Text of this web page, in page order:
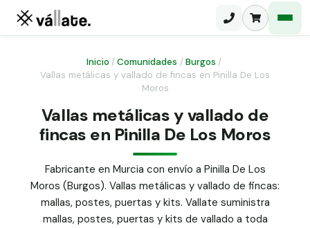
Malla electrosoldada
Malla ganadera
Malla triple torsión
Panel malla H.
Puerta abatible dos hojas
Puerta acceso peatonal
Poste malla Hércules
Poste malla simple torsión
Alambre de espino galvanizado
Inicio /Comunidades / Burgos /
Vallas metálicas y vallado de fincas en Pinilla De Los
Moros
Vallas metálicas y vallado de
fincas en Pinilla De Los Moros
Fabricante en Murcia con envío a Pinilla De Los
Moros (Burgos). Vallas metálicas y vallado de fincas:
mallas, postes, puertas y kits. Vallate suministra
mallas, postes, puertas y kits de vallado a toda